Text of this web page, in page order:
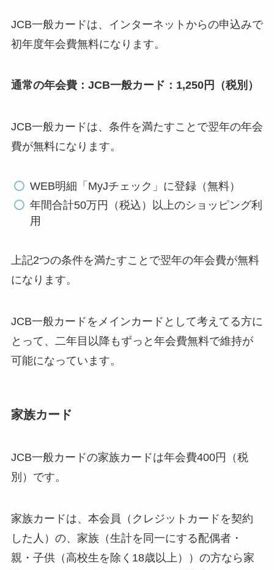
JCB一般カードは、 インターネット からの申込みで
初年度年会費無料になります。
通常の年会費：JCB一般カード：1,250円（税別）
JCB一般カードは、条件を満たすことで翌年の年会
費が無料になります。
WEB明細「MyJチェック」に登録（無料）
年間合計50万円（税込）以上のショッピング利
用
上記2つの条件を満たすことで翌年の年会費が無料
になります。
JCB一般カードをメインカードとして考えてる方に
とって、二年目以降もずっと年会費無料で維持が
可能になっています。
家族カード
JCB一般カードの家族カードは年会費400円（税
別）です。
家族カードは、本会員（クレジットカードを契約
した人）の、家族（生計を同一にする配偶者・
親・子供（高校生を除く18歳以上））の方なら家